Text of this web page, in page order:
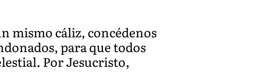
mismo cáliz, concédenos
para que todos
Por Jesucristo,